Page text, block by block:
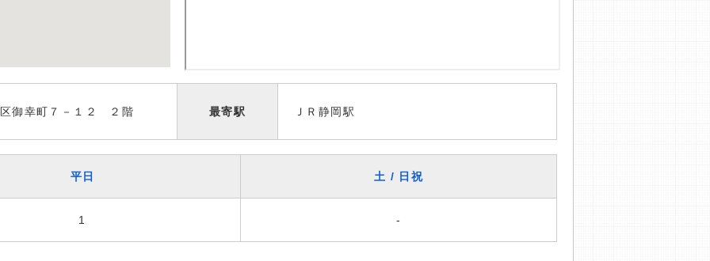
御幸町７－１２ ２階 最寄駅 ＪＲ静岡駅
平日 土 / 日祝
1 -